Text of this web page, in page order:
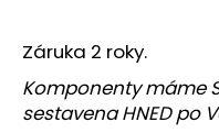
Záruka 2 roky.
Komponenty máme
sestavena HNED po
e
m
e